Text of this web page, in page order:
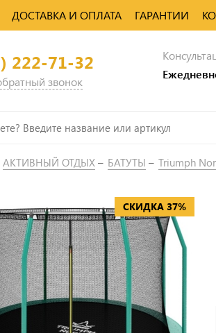
ДОСТАВКА И ОПЛАТА ГАРАНТИИ
222-71-32
звонок
АКТИВНЫЙ ОТДЫХ БАТУТЫ Triumph
СКИДКА 37%